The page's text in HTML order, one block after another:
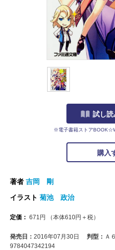
試し読
※電子書籍ストア
購入
著者 吉岡 剛
イラスト 菊池 政治
定価： 671 円 （本体610円＋税）
発売日： 2016年07月30日 判型： Ａ
9784047342194